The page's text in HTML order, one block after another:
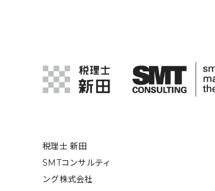
税理士 新田
SMTコンサルティ
ング株式会社